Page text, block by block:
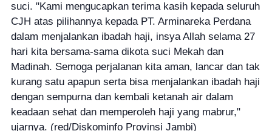
suci. "Kami mengucapkan terima kasih kepada seluruh
CJH atas pilihannya kepada PT. Arminareka Perdana
dalam menjalankan ibadah haji, insya Allah selama 27
hari kita bersama-sama dikota suci Mekah dan
Madinah. Semoga perjalanan kita aman, lancar dan tak
kurang satu apapun serta bisa menjalankan ibadah haji
dengan sempurna dan kembali ketanah air dalam
keadaan sehat dan memperoleh haji yang mabrur,"
ujarnya. (red/Diskominfo Provinsi Jambi)